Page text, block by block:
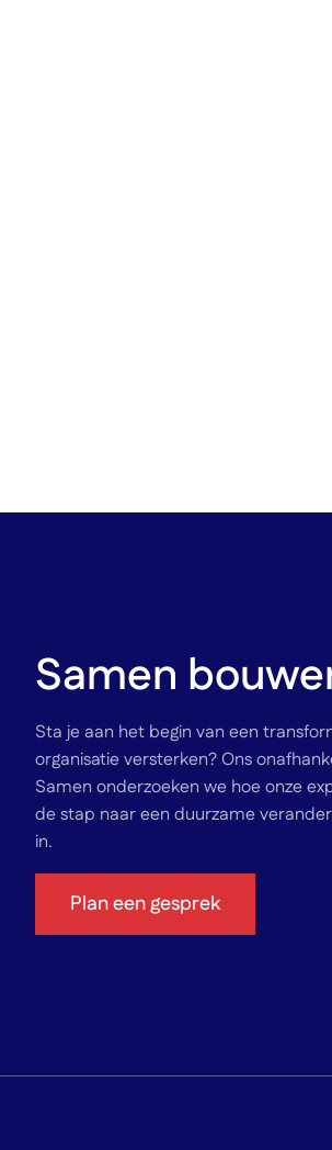
Samen
Sta je aan het begin van een
organisatie versterken? Ons
Samen onderzoeken we hoe onze
de stap naar een duurzame
in.
Plan een gesprek